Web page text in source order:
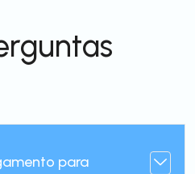
para